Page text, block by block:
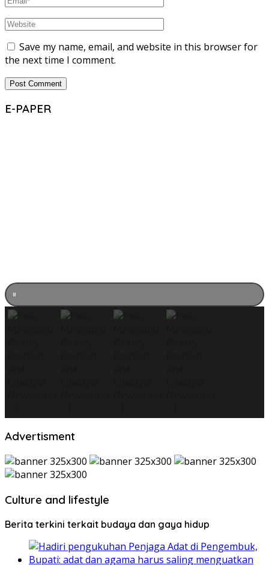
Save my name, email, and website in this browser for
the next time I comment.
E-PAPER
Advertisment
Culture and lifestyle
Berita terkini terkait budaya dan gaya hidup